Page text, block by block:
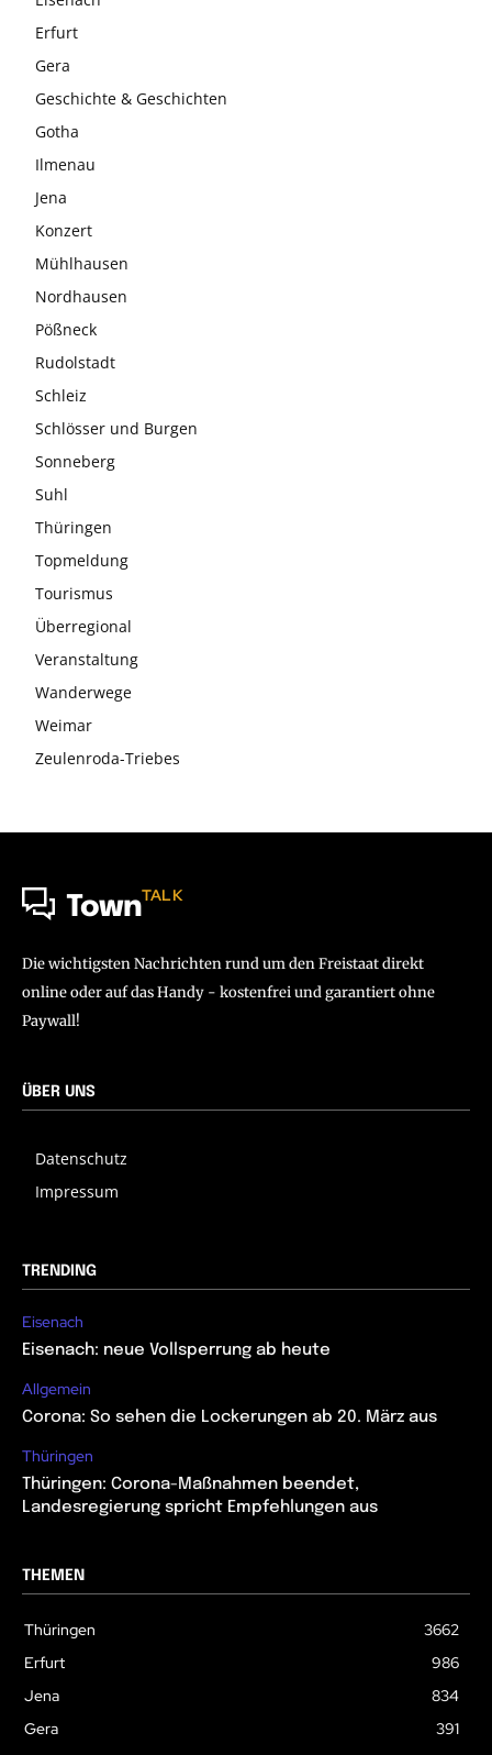
Erfurt
Gera
Geschichte & Geschichten
Gotha
Ilmenau
Jena
Konzert
Mühlhausen
Nordhausen
Pößneck
Rudolstadt
Schleiz
Schlösser und Burgen
Sonneberg
Suhl
Thüringen
Topmeldung
Tourismus
Überregional
Veranstaltung
Wanderwege
Weimar
Zeulenroda-Triebes
TownTALK
Die wichtigsten Nachrichten rund um den Freistaat direkt
online oder auf das Handy - kostenfrei und garantiert ohne
Paywall!
ÜBER UNS
Datenschutz
Impressum
TRENDING
Eisenach
Eisenach: neue Vollsperrung ab heute
Allgemein
Corona: So sehen die Lockerungen ab 20. März aus
Thüringen
Thüringen: Corona-Maßnahmen beendet,
Landesregierung spricht Empfehlungen aus
THEMEN
Thüringen
3662
Erfurt
986
Jena
834
Gera
391